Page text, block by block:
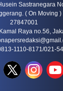
Sastranegara
( On Moving
27847001
Raya no.56,
1110-8171/021-